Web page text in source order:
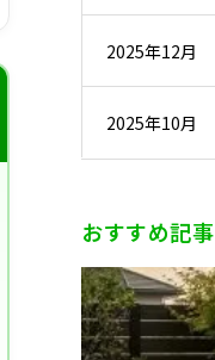
2025年12月
2025年10月
おすすめ記事